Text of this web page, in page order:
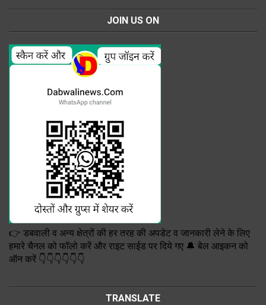
JOIN US ON
👉 डबवाली व अन्य क्षेत्रों की हर तरह की अपडेट व जानकारी लेने के लिए
हमारे चैनल को फॉलो करें और राइट साईड पर दिये गए 🔔 बेल आइकन को
ऑन करें 👇👇👇👇👇👇
TRANSLATE